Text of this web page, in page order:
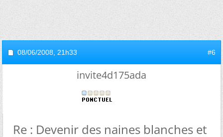
08/06/2008, 21h33 #6
invite4d175ada
Re : Devenir des naines blanches et